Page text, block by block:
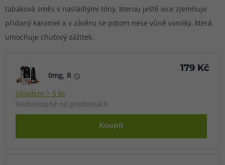
tabáková směs s nasládlými tóny, kterou ještě více zjemňuje
přidaný karamel a v závěru se potom nese vůně vanilky, která
umocňuje chuťový zážitek.
0mg, R
Skladem > 5 ks
Nedostupné na prodejnách
179 Kč
Koupit